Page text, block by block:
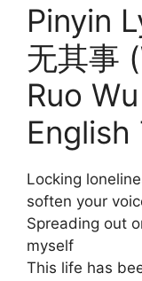
Pinyin
无其事
Ruo
Locking
soften your
Spreading out
myself
This life has